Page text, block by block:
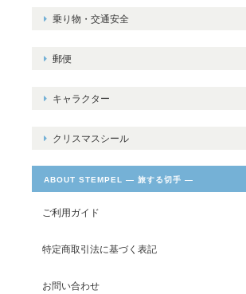
乗り物・交通安全
郵便
キャラクター
クリスマスシール
ABOUT STEMPEL ― 旅する切手 ―
ご利用ガイド
特定商取引法に基づく表記
お問い合わせ